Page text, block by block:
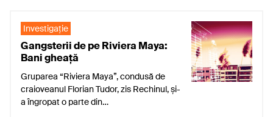
Investigaţie
Gangsterii de pe Riviera Maya:
Bani gheață
Gruparea “Riviera Maya”, condusă de
craioveanul Florian Tudor, zis Rechinul, și-
a îngropat o parte din…